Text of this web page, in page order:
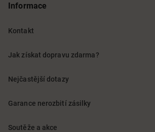
Informace
Kontakt
Jak získat dopravu zdarma?
Nejčastější dotazy
Garance nerozbití zásilky
Soutěže a akce